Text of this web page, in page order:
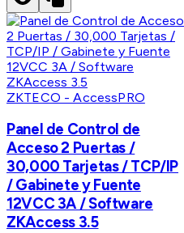
ZKTECO - AccessPRO
Panel de Control de
Acceso 2 Puertas /
30,000 Tarjetas / TCP/IP
/ Gabinete y Fuente
12VCC 3A / Software
ZKAccess 3.5